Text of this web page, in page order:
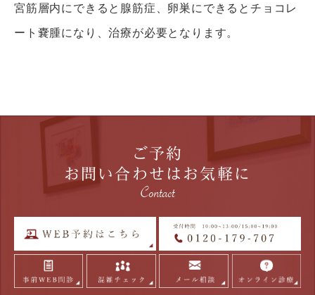
宮筋層内にできると腺筋症、 卵巣にできるとチョコレ
ート嚢腫になり、治療が必要となります。
ご予約
お問い合わせはお気軽に
Contact